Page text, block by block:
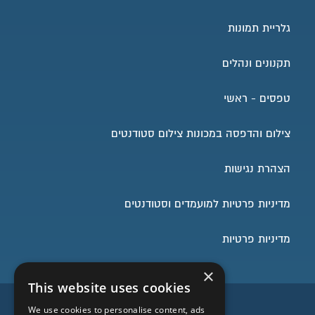
גלריית תמונות
תקנונים ונהלים
טפסים - ראשי
צילום והדפסה במכונות צילום סטודנטים
הצהרת נגישות
מדיניות פרטיות למועמדים וסטודנטים
מדיניות פרטיות
השארו בעניינים
×
This website uses cookies
We use cookies to personalise content, ads